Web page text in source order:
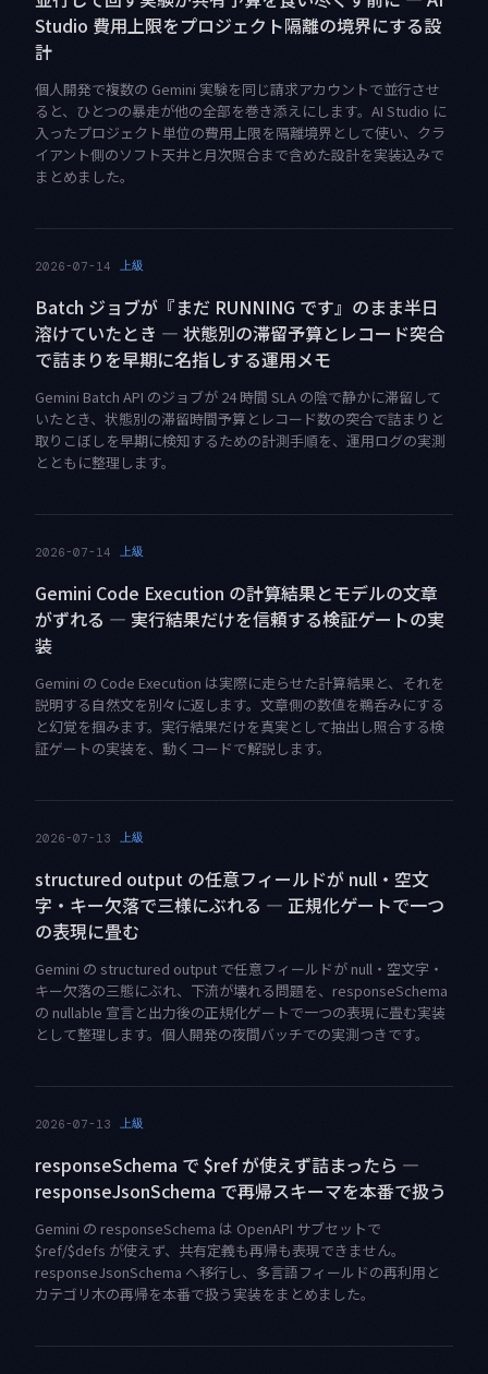
Studio 費用上限をプロジェクト隔離の境界にする設
計
個人開発で複数の Gemini 実験を同じ請求アカウントで並行させ
ると、ひとつの暴走が他の全部を巻き添えにします。AI Studio に
入ったプロジェクト単位の費用上限を隔離境界として使い、クラ
イアント側のソフト天井と月次照合まで含めた設計を実装込みで
まとめました。
2026-07-14 上級
Batch ジョブが『まだ RUNNING です』のまま半日
溶けていたとき — 状態別の滞留予算とレコード突合
で詰まりを早期に名指しする運用メモ
Gemini Batch API のジョブが 24 時間 SLA の陰で静かに滞留して
いたとき、状態別の滞留時間予算とレコード数の突合で詰まりと
取りこぼしを早期に検知するための計測手順を、運用ログの実測
とともに整理します。
2026-07-14 上級
Gemini Code Execution の計算結果とモデルの文章
がずれる — 実行結果だけを信頼する検証ゲートの実
装
Gemini の Code Execution は実際に走らせた計算結果と、それを
説明する自然文を別々に返します。文章側の数値を鵜呑みにする
と幻覚を掴みます。実行結果だけを真実として抽出し照合する検
証ゲートの実装を、動くコードで解説します。
2026-07-13 上級
structured output の任意フィールドが null・空文
字・キー欠落で三様にぶれる — 正規化ゲートで一つ
の表現に畳む
Gemini の structured output で任意フィールドが null・空文字・
キー欠落の三態にぶれ、下流が壊れる問題を、responseSchema
の nullable 宣言と出力後の正規化ゲートで一つの表現に畳む実装
として整理します。個人開発の夜間バッチでの実測つきです。
2026-07-13 上級
responseSchema で $ref が使えず詰まったら —
responseJsonSchema で再帰スキーマを本番で扱う
Gemini の responseSchema は OpenAPI サブセットで
$ref/$defs が使えず、共有定義も再帰も表現できません。
responseJsonSchema へ移行し、多言語フィールドの再利用と
カテゴリ木の再帰を本番で扱う実装をまとめました。